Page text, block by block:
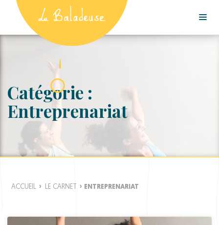
Catégorie :
Entreprenariat
ACCUEIL › LE CARNET › ENTREPRENARIAT